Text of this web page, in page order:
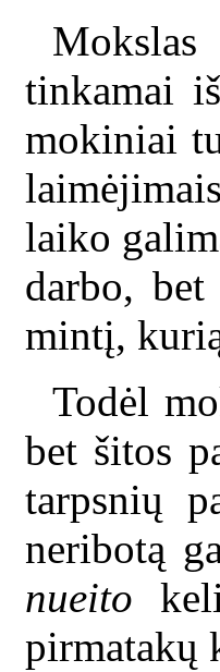
tinkamai
mokiniai
laiko
darbo,
mintį,
Todėl
bet šitos
tarpsnių
neribotą
nueito
pirmatakų